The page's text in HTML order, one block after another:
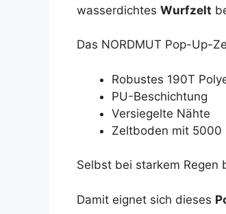
wasserdichtes Wurfzelt
Das NORDMUT Pop-Up-
Robustes 190T
PU-Beschichtung
Versiegelte Nähte
Zeltboden mit 5000
Selbst bei starkem Regen
Damit eignet sich dieses